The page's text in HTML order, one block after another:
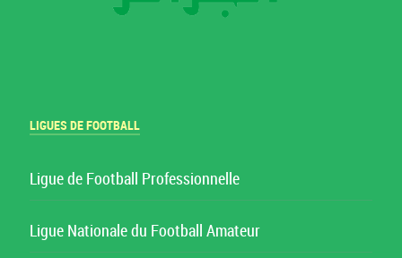
LIGUES DE FOOTBALL
Ligue de Football Professionnelle
Ligue Nationale du Football Amateur